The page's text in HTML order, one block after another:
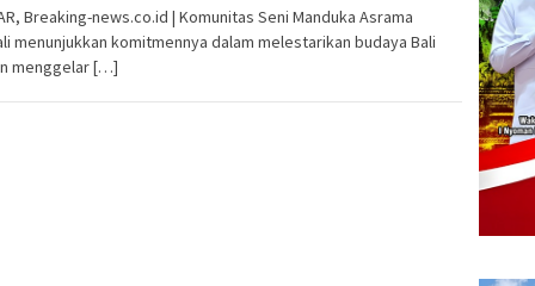
Breaking-news.co.id | Komunitas Seni Manduka Asrama
menunjukkan komitmennya dalam melestarikan budaya Bali
menggelar […]